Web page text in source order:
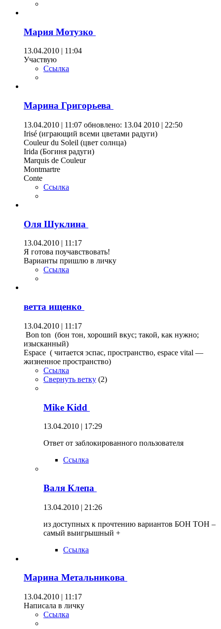
Мария Мотузко
13.04.2010 | 11:04
Участвую
Ссылка
Марина Григорьева
13.04.2010 | 11:07 обновлено: 13.04 2010 | 22:50
Irisé (играющий всеми цветами радуги)
Couleur du Soleil (цвет солнца)
Irida (Богиня радуги)
Marquis de Couleur
Montmartre
Conte
Ссылка
Оля Шуклина
13.04.2010 | 11:17
Я готова поучавствовать!
Варианты пришлю в личку
Ссылка
ветта ищенко
13.04.2010 | 11:17
Bon ton (бон тон, хороший вкус; такой, как нужно;
изысканный)
Espace ( читается эспас, пространство, espace vital —
жизненное пространство)
Ссылка
Свернуть ветку (2)
Mike Kidd
13.04.2010 | 17:29
Ответ от заблокированного пользователя
Ссылка
Валя Клепа
13.04.2010 | 21:26
из доступных к прочтению вариантов БОН ТОН –
самый выигрышный +
Ссылка
Марина Метальникова
13.04.2010 | 11:17
Написала в личку
Ссылка